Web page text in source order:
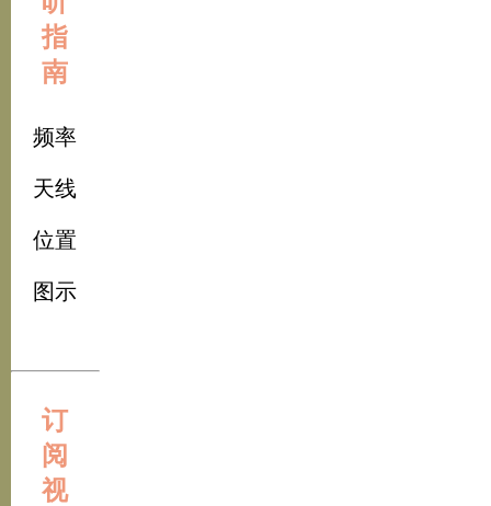
指
南
频率
天线
位置
图示
订
阅
视